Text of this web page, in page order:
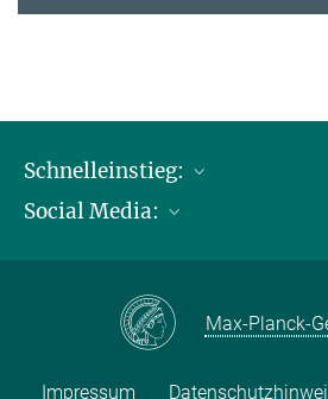
Schnelleinstieg:
Publikationen
Kontakt und Anfahrtsbeschreibung
Social Media:
Max-Planck-
Impressum